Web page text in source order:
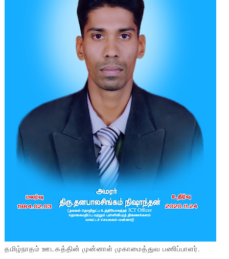
தமிழ்நாதம் ஊடகத்தின் முன்னாள் முகாமைத்துவ பணிப்பாளர்.